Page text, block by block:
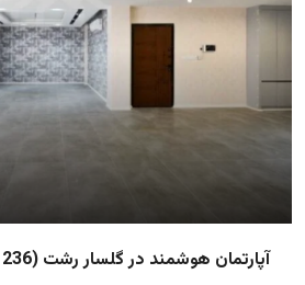
آپارتمان هوشمند در گلسار رشت (236 متری)